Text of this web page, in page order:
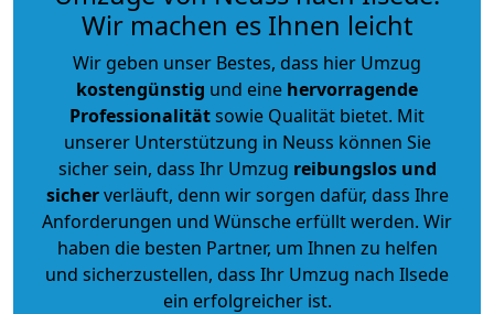
Wir machen es Ihnen leicht
Wir geben unser Bestes, dass hier Umzug
kostengünstig und eine hervorragende
Professionalitätsowie Qualität bietet. Mit
unserer Unterstützung in Neuss können Sie
sicher sein, dass Ihr Umzug reibungslos und
sicherverläuft, denn wir sorgen dafür, dass Ihre
Anforderungen und Wünsche erfüllt werden. Wir
haben die besten Partner, um Ihnen zu helfen
und sicherzustellen, dass Ihr Umzug nach Ilsede
ein erfolgreicher ist.